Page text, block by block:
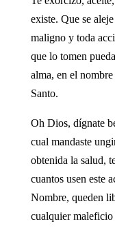
existe. Que se
maligno y toda
que lo tomen
alma, en el
Santo.
Oh Dios, dígnate
cual mandaste
obtenida la salud,
cuantos usen este
Nombre, queden
cualquier